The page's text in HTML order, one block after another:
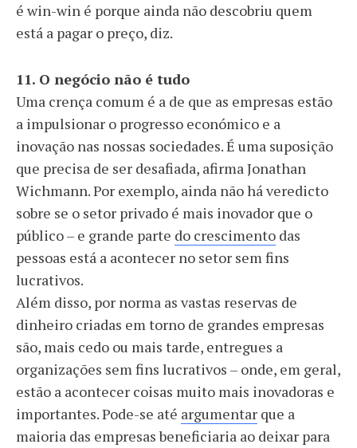
é win-win é porque ainda não descobriu quem
está a pagar o preço, diz.
11. O negócio não é tudo
Uma crença comum é a de que as empresas estão
a impulsionar o progresso económico e a
inovação nas nossas sociedades. É uma suposição
que precisa de ser desafiada, afirma Jonathan
Wichmann. Por exemplo, ainda não há veredicto
sobre se o setor privado é mais inovador que o
público – e grande parte do crescimento das
pessoas está a acontecer no setor sem fins
lucrativos.
Além disso, por norma as vastas reservas de
dinheiro criadas em torno de grandes empresas
são, mais cedo ou mais tarde, entregues a
organizações sem fins lucrativos – onde, em geral,
estão a acontecer coisas muito mais inovadoras e
importantes. Pode-se até argumentar que a
maioria das empresas beneficiaria ao deixar para